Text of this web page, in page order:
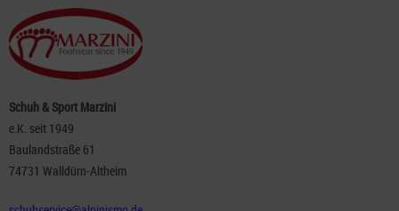
Schuh & Sport Marzini
e.K. seit 1949
Baulandstraße 61
74731 Walldürn-Altheim